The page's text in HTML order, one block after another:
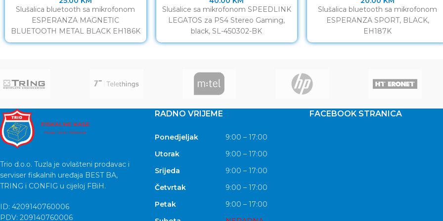
Slušalica bluetooth sa mikrofonom
ESPERANZA MAGNETIC
BLUETOOTH METAL BLACK EH186K
Slušalice sa mikrofonom SPEEDLINK
LEGATOS za PS4 Stereo Gaming,
black, SL-450302-BK
Slušalica bluetooth sa mikrofonom
ESPERANZA SPORT, BLACK,
EH187K
Trio d.o.o. Tuzla je ovlašteni prodavac i
serviser fiskalnih uređaja BEST BA,
TRING i CONFIG u cijeloj FBiH.
ID: 4209140760006
PDV: 209140760006
RADNO VRIJEME
Ponedjeljak
9:00 – 17:00
Utorak
9:00 – 17:00
Srijeda
9:00 – 17:00
Četvrtak
9:00 – 17:00
Petak
9:00 – 17:00
FACEBOOK STRANICA